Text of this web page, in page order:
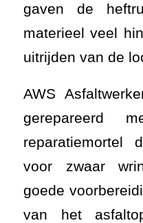
gaven de
materieel veel
uitrijden van de
AWS
gerepareerd
reparatiemortel
voor zwaar
goede
van het